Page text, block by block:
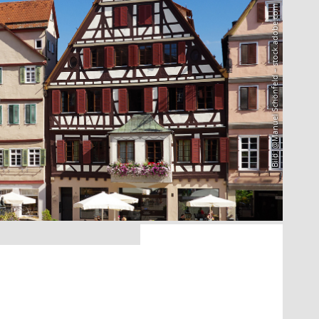
Bild: @Manuel Schönfeld – stock.adobe.com